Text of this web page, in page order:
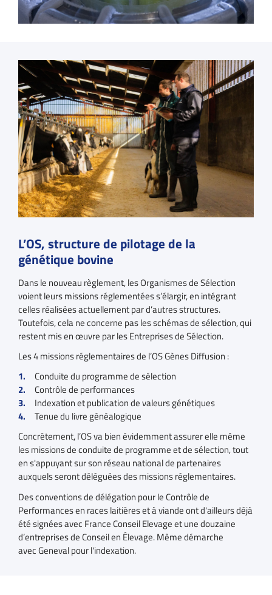
L’OS, structure de pilotage de la
génétique bovine
Dans le nouveau règlement, les Organismes de Sélection
voient leurs missions réglementées s’élargir, en intégrant
celles réalisées actuellement par d’autres structures.
Toutefois, cela ne concerne pas les schémas de sélection, qui
restent mis en œuvre par les Entreprises de Sélection.
Les 4 missions réglementaires de l’OS Gènes Diffusion :
Conduite du programme de sélection
Contrôle de performances
Indexation et publication de valeurs génétiques
Tenue du livre généalogique
Concrètement, l’OS va bien évidemment assurer elle même
les missions de conduite de programme et de sélection, tout
en s'appuyant sur son réseau national de partenaires
auxquels seront déléguées des missions réglementaires.
Des conventions de délégation pour le Contrôle de
Performances en races laitières et à viande ont d'ailleurs déjà
été signées avec France Conseil Elevage et une douzaine
d’entreprises de Conseil en Élevage. Même démarche
avec Geneval pour l'indexation.